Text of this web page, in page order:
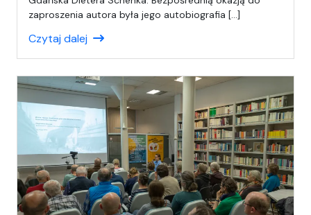
s
(
A
a
zaproszenia autora była jego autobiografia […]
Czytaj dalej